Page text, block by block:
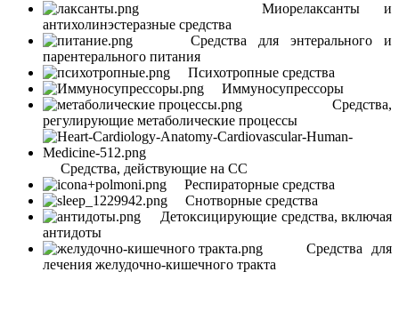
Миорелаксанты и
антихолинэстеразные средства
Средства для энтерального и
парентерального питания
Психотропные средства
Иммуносупрессоры
Средства,
регулирующие метаболические процессы
Средства, действующие на СС
Респираторные средства
Снотворные средства
Детоксицирующие средства, включая
антидоты
Средства для
лечения желудочно-кишечного тракта